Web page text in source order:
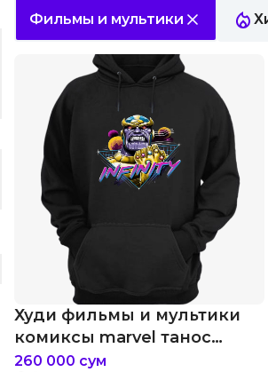
Фильмы и мультики
Худи фильмы и мультики
комиксы marvel танос
infinity
260 000 сум